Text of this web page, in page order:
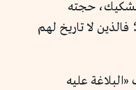
حجته
فالذين لا تاريخ لهم
عليه